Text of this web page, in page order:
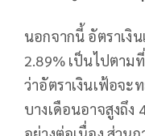
นอกจากนี้ อัตราเงิ
2.89% เป็นไปตาม
ว่าอัตราเงินเฟ้อจะ
บางเดือนอาจสูงถึ